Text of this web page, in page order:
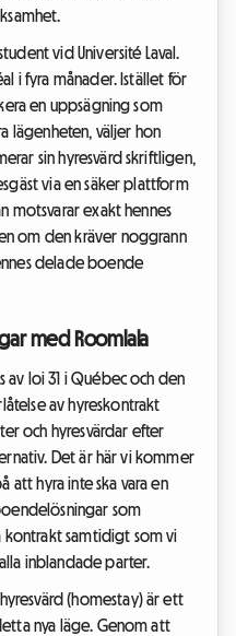
vid Université Laval.
i fyra månader. Istället för
en uppsägning som
lägenheten, väljer hon
sin hyresvärd skriftligen,
via en säker plattform
motsvarar exakt hennes
om den kräver noggrann
delade boende
med Roomlala
av loi 31 i Québec och den
av hyreskontrakt
och hyresvärdar efter
Det är här vi kommer
att hyra inte ska vara en
som
kontrakt samtidigt som vi
inblandade parter.
(homestay) är ett
nya läge. Genom att